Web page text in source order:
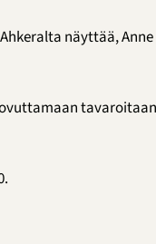
näyttää,